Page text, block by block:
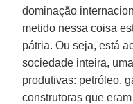
dominação
metido nessa coisa
pátria. Ou seja, está
sociedade inteira,
produtivas: petróleo,
construtoras que